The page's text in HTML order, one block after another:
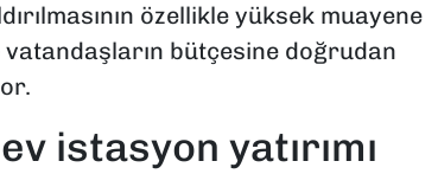
özellikle yüksek muayene
bütçesine doğrudan
istasyon yatırımı